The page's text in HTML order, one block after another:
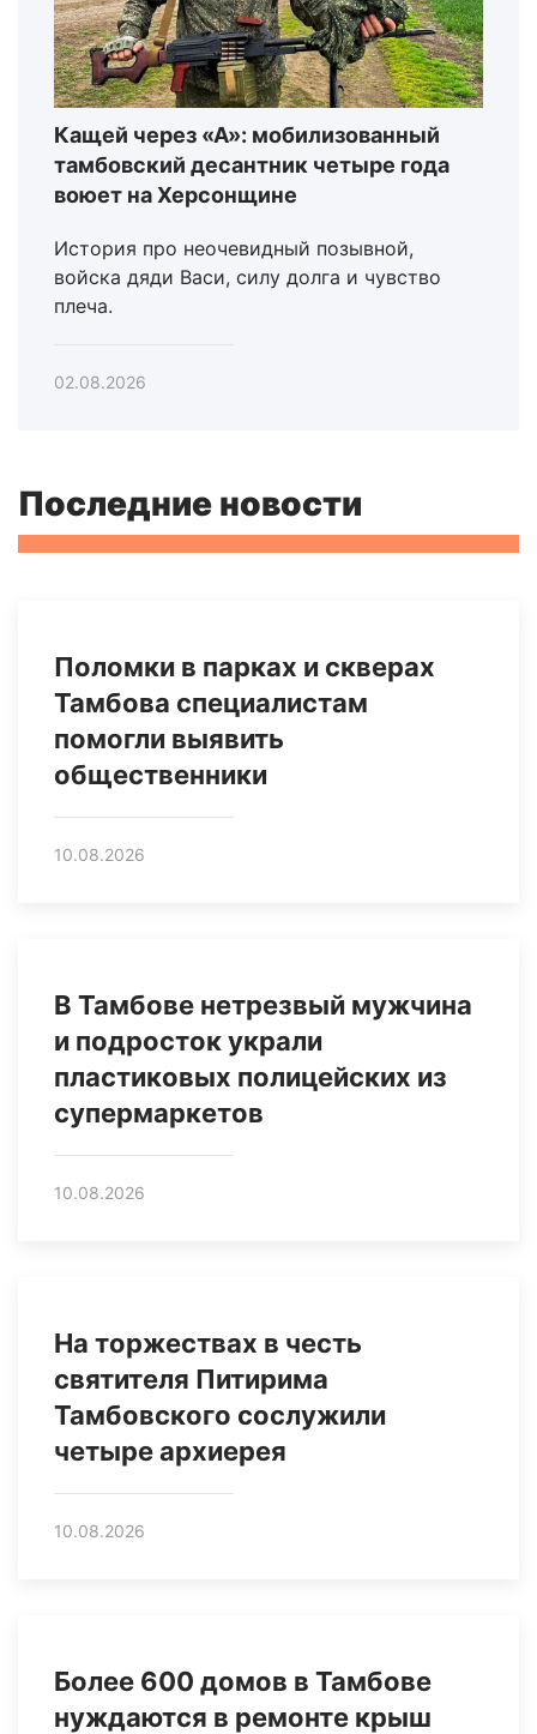
Кащей через «А»: мобилизованный
тамбовский десантник четыре года
воюет на Херсонщине
История про неочевидный позывной,
войска дяди Васи, силу долга и чувство
плеча.
02.08.2026
Последние новости
Поломки в парках и скверах
Тамбова специалистам
помогли выявить
общественники
10.08.2026
В Тамбове нетрезвый мужчина
и подросток украли
пластиковых полицейских из
супермаркетов
10.08.2026
На торжествах в честь
святителя Питирима
Тамбовского сослужили
четыре архиерея
10.08.2026
Более 600 домов в Тамбове
нуждаются в ремонте крыш